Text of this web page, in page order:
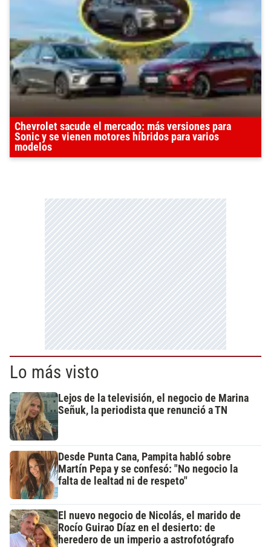
Chevrolet sacude el mercado: más versiones para
Sonic y se vienen motores híbridos para varios
modelos
Lo más visto
Lejos de la televisión, el negocio de Marina
Señuk, la periodista que renunció a TN
Desde Punta Cana, Pampita habló sobre
Martín Pepa y se confesó: "No negocio la
falta de lealtad ni de respeto"
El nuevo negocio de Nicolás, el marido de
Rocío Guirao Díaz en el desierto: de
heredero de un imperio a astrofotógrafo